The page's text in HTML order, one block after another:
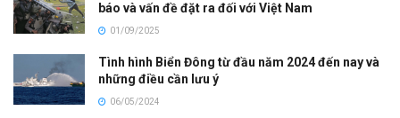
báo và vấn đề đặt ra đối với Việt Nam
01/09/2025
Tình hình Biển Đông từ đầu năm 2024 đến nay và
những điều cần lưu ý
06/05/2024